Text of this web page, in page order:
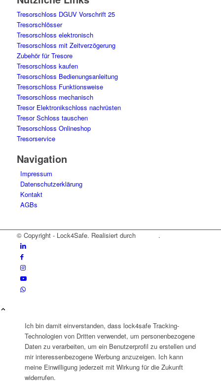
Tresorschloss DGUV Vorschrift 25
Tresorschlösser
Tresorschloss elektronisch
Tresorschloss mit Zeitverzögerung
Zubehör für Tresore
Tresorschloss kaufen
Tresorschloss Bedienungsanleitung
Tresorschloss Funktionsweise
Tresorschloss mechanisch
Tresor Elektronikschloss nachrüsten
Tresor Schloss tauschen
Tresorschloss Onlineshop
Tresorservice
Navigation
Impressum
Datenschutzerklärung
Kontakt
AGBs
© Copyright - Lock4Safe. Realisiert durch .
Ich bin damit einverstanden, dass lock4safe Tracking-
Technologien von Dritten verwendet, um personenbezogene
Daten zu verarbeiten, um ein Benutzerprofil zu erstellen und
mir interessenbezogene Werbung anzuzeigen. Ich kann
meine Einwilligung jederzeit mit Wirkung für die Zukunft
widerrufen.